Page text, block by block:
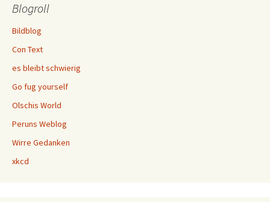
Blogroll
Bildblog
Con Text
es bleibt schwierig
Go fug yourself
Olschis World
Peruns Weblog
Wirre Gedanken
xkcd